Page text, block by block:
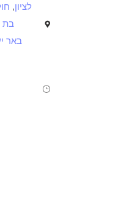
לציון,
בת
באר
ימי